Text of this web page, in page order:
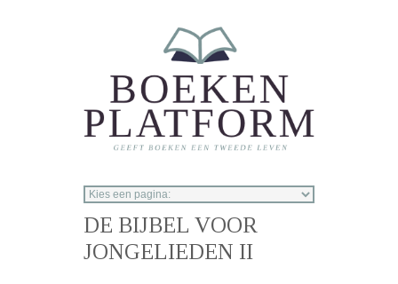
DE BIJBEL VOOR
JONGELIEDEN II